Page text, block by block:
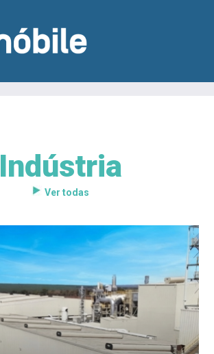
MARCENARIA
DESIGN & DECORAÇÃO
NOTÍCIAS
Indústria
Ver todas